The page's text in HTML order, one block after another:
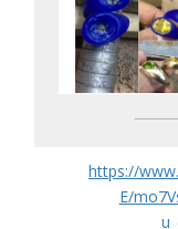
https://
E/